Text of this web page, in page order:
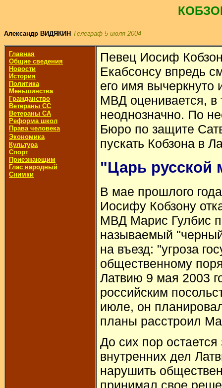
Александр ВИДЯКИН Телеграф 5 июля 2004
Главная
Общие сведения
Новости
История
Политика
Меньшинства
Гражданство
Ветераны СС
Ветераны СА
Реформа школ
Права человека
Экономика
Культура
Спорт
Приезжающим
Глас народный
Снимки
Певец Иосиф
Екабсонсу впредь
его имя вычеркнуто
МВД оценивается, в
неоднозначно. По
Бюро по защите
пускать Кобзона в
"Царь русской
В мае прошлого
Иосифу Кобзону
МВД Марис Гулбис
называемый
на въезд: "угроза
общественному
Латвию 9 мая 2003
российским
июле, он
планы расстроил
До сих пор
внутренних дел
нарушить
принимал свое